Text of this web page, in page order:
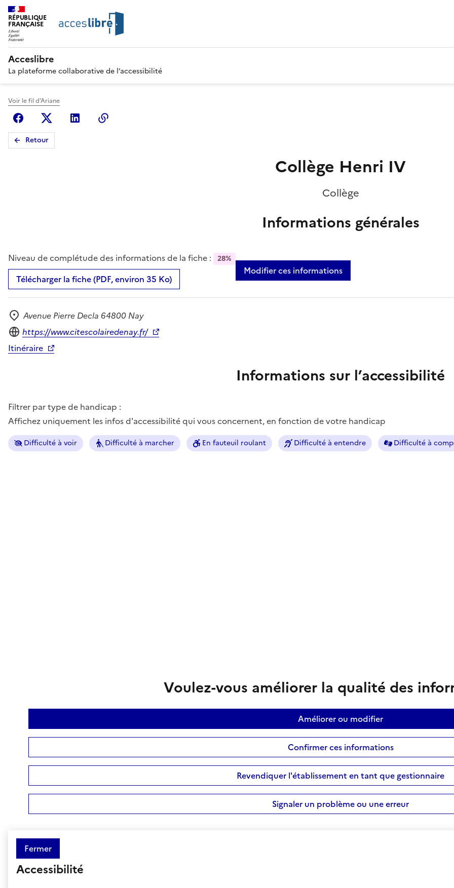
RÉPUBLIQUE
FRANÇAISE
Acceslibre
La plateforme collaborative de l’accessibilité
Voir le fil d'Ariane
FacebookX (anciennement Twitter)
Linkedin
Retour
Collège Henri IV
Collège
Informations générales
Niveau de complétude des informations de la fiche : 28%
Télécharger la fiche (PDF, environ 35 Ko)
Modifier ces informations
Adresse
Avenue Pierre Decla 64800 Nay
Site internet
https://www.citescolairedenay.fr/
Itinéraire
Informations sur l’accessibilité
Filtrer par type de handicap :
Affichez uniquement les infos d'accessibilité qui vous concernent, en fonction de votre handicap
Difficulté à voir Difficulté à marcher En fauteuil roulant Difficulté à entendre Difficulté à
Voulez-vous améliorer la qualité des
Améliorer ou modifier
Confirmer ces informations
Revendiquer l'établissement en tant que gestionnaire
Signaler un problème ou une erreur
Fermer
Accessibilité